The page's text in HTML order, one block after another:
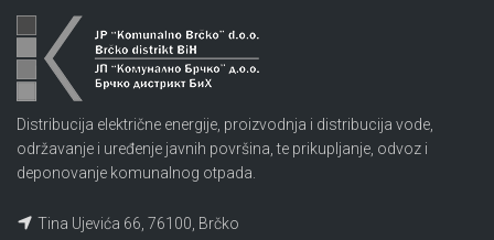
Distribucija električne energije, proizvodnja i distribucija vode,
održavanje i uređenje javnih površina, te prikupljanje, odvoz i
deponovanje komunalnog otpada.
Tina Ujevića 66, 76100, Brčko